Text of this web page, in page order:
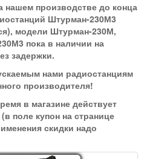
нашем производстве до конца
Штурман-230М3
модели Штурман-230М,
пока в наличии на
задержки.
нами радиостанциям
производителя!
в магазине действует
(в поле купон на странице
скидки надо